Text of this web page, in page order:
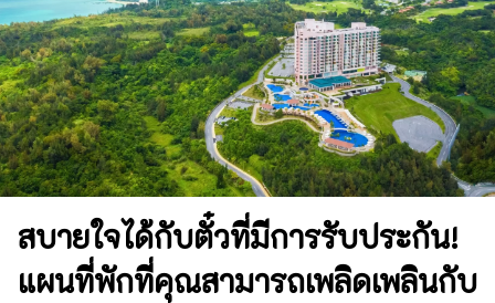
สบายใจได้กับตั๋วที่มีการรับประกัน!
แผนที่พักที่คุณสามารถเพลิดเพลินกับ